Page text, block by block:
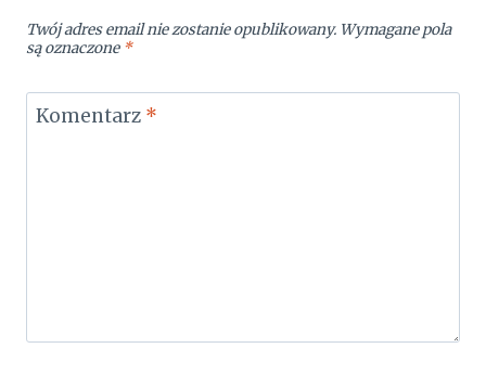
Twój adres email nie zostanie opublikowany. Wymagane pola
są oznaczone *
Komentarz *